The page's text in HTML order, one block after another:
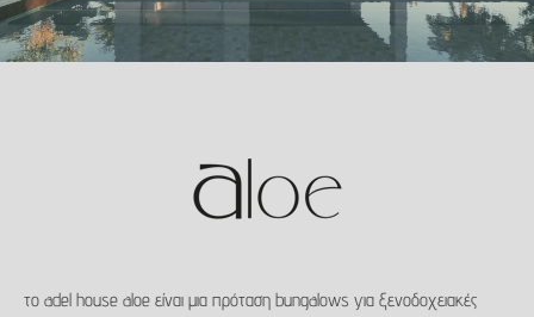
το adel house aloe είναι μια πρόταση bungalows για ξενοδοχειακές